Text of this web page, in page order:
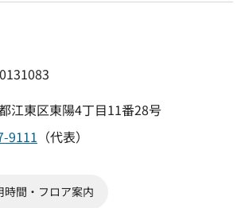
江東区東陽4丁目11番28号
9111 （代表）
時間・フロア案内